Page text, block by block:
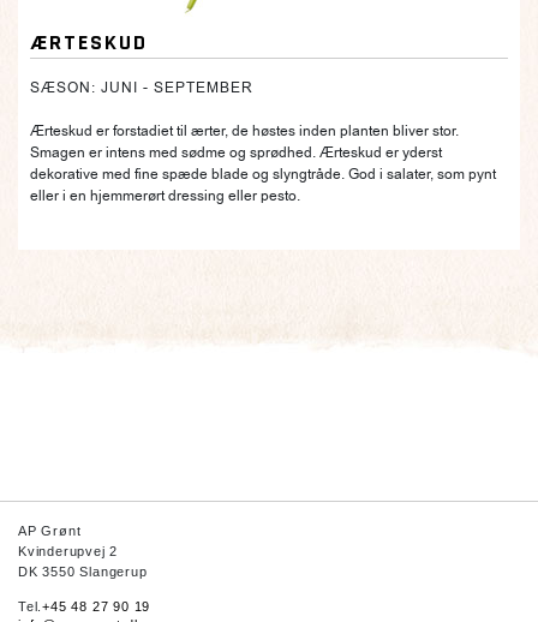
ÆRTESKUD
SÆSON: JUNI - SEPTEMBER
Ærteskud er forstadiet til ærter, de høstes inden planten bliver stor.
Smagen er intens med sødme og sprødhed. Ærteskud er yderst
dekorative med fine spæde blade og slyngtråde. God i salater, som pynt
eller i en hjemmerørt dressing eller pesto.
AP Grønt
Kvinderupvej 2
DK 3550 Slangerup
Tel.+45 48 27 90 19